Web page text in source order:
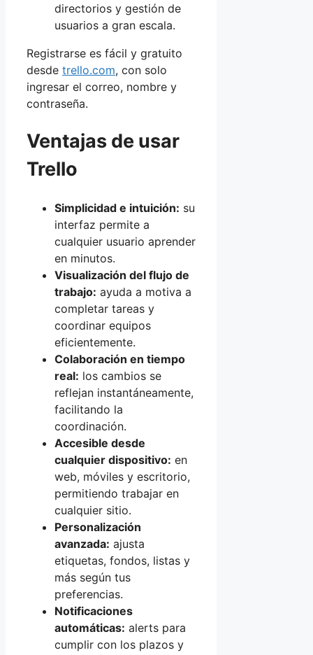
directorios y gestión de
usuarios a gran escala.
Registrarse es fácil y gratuito
desde trello.com, con solo
ingresar el correo, nombre y
contraseña.
Ventajas de usar
Trello
Simplicidad e intuición: su
interfaz permite a
cualquier usuario aprender
en minutos.
Visualización del flujo de
trabajo: ayuda a motiva a
completar tareas y
coordinar equipos
eficientemente.
Colaboración en tiempo
real: los cambios se
reflejan instantáneamente,
facilitando la
coordinación.
Accesible desde
cualquier dispositivo: en
web, móviles y escritorio,
permitiendo trabajar en
cualquier sitio.
Personalización
avanzada: ajusta
etiquetas, fondos, listas y
más según tus
preferencias.
Notificaciones
automáticas: alerts para
cumplir con los plazos y